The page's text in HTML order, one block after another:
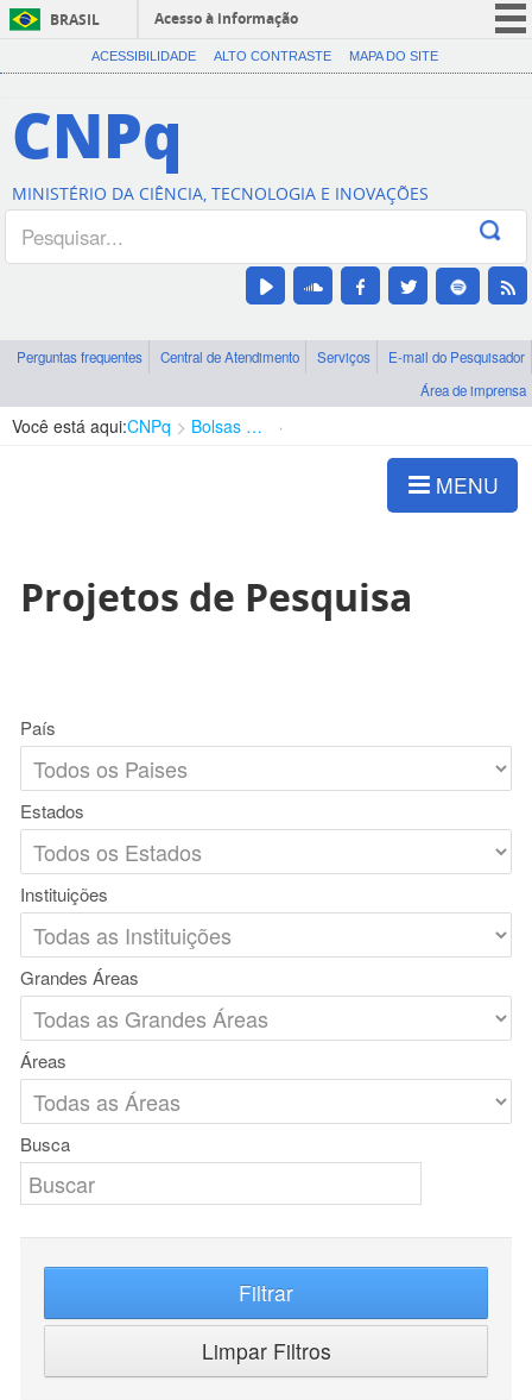
BRASIL
Acesso à informação
CORONAVÍRUS (COVID-19)
Canais
ACESSIBILIDADE ALTO CONTRASTE MAPA DO SITE
CNPq
MINISTÉRIO DA CIÊNCIA, TECNOLOGIA E INOVAÇÕES
Perguntas frequentes Central de Atendimento Serviços
E-mail do Pesquisador
Área de imprensa
Você está aqui:CNPq Bolsas e Auxílios Vigentes
MENU
Projetos de Pesquisa
País
Estados
Instituições
Grandes Áreas
Áreas
Busca
Filtrar
Limpar Filtros